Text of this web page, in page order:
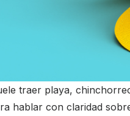
traer playa,
hablar con claridad